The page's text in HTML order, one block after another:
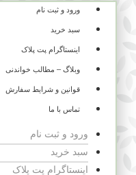
ورود و ثبت نام
سبد خرید
اینستاگرام پت پلاک
وبلاگ – مطالب خواندنی
قوانین و شرایط سفارش
تماس با ما
ورود و ثبت نام
سبد خرید
اینستاگرام پت پلاک